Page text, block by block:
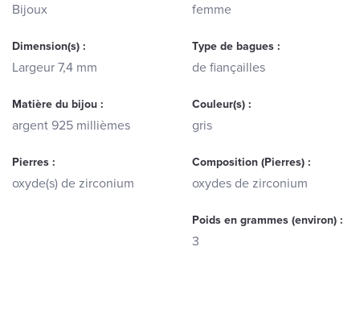
Bijoux femme
Dimension(s) :
Largeur 7,4 mm
Type de bagues :
de fiançailles
Matière du bijou :
argent 925 millièmes
Couleur(s) :
gris
Pierres :
oxyde(s) de zirconium
Composition (Pierres) :
oxydes de zirconium
Poids en grammes (environ) :
3